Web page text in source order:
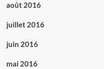
août 2016
juillet 2016
juin 2016
mai 2016